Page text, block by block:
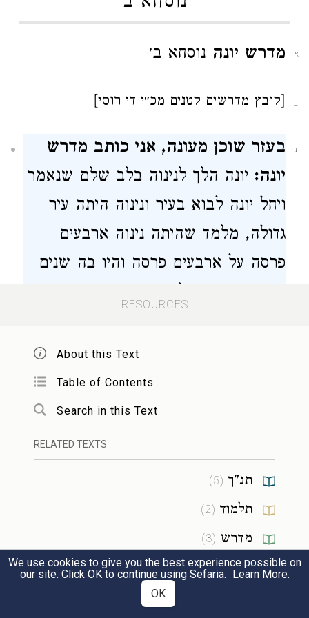
א מדרש יונה נוסחא ב׳
ב [קובץ מדרשים קטנים מכ״י די רוסי]
ג
בעזר שוכן מעונה, אני כותב מדרש
יונה: יונה הלך לנינוה בלב שלם שנאמר
ויחל יונה לבוא בעיר ונינוה היתה עיר
גדולה, מלמד שהיתה נינוה ארבעים
פרסה על ארבעים פרסה והיו בה שנים
שקק ושקק היו בה שנים עשר רבוא
ילדים וילדות שאין יודעים לא טוב ולא
רע, וכל רחוב ורחוב היו בו שנים עשר
מבואות וכל מבוי. ומבוי היו בו שנים
עשר חצרות, וכל חצר וחצר היו בה
שנים עשר בתים, וכל בית ובית היו בו
שנים עשר בנים, והיה יונה עומד בשוק
אחד ומכריז והיה קולו הולך ער ארבעים
פרסה, והיו שומעין קולו כל אנשי נינוה
RESOURCES
About this Text
Table of Contents
Search in this Text
RELATED TEXTS
תנ"ך (
5
)
תלמוד (
2
)
מדרש (
3
)
RESOURCES
We use cookies to give you the best experience possible on
our site. Click OK to continue using Sefaria. Learn More.
OK